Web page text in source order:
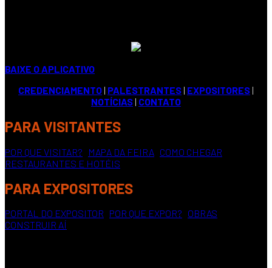
BAIXE O APLICATIVO
CREDENCIAMENTO | PALESTRANTES | EXPOSITORES |
NOTÍCIAS | CONTATO
PARA VISITANTES
POR QUE VISITAR? MAPA DA FEIRA COMO CHEGAR
RESTAURANTES E HOTÉIS
PARA EXPOSITORES
PORTAL DO EXPOSITOR POR QUE EXPOR? OBRAS
CONSTRUIR AÍ